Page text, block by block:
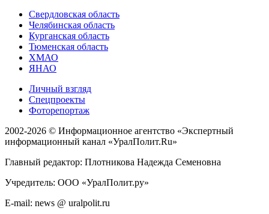
Свердловская область
Челябинская область
Курганская область
Тюменская область
ХМАО
ЯНАО
Личный взгляд
Спецпроекты
Фоторепортаж
2002-2026 © Информационное агентство «Экспертный
информационный канал «УралПолит.Ru»
Главный редактор: Плотникова Надежда Семеновна
Учредитель: ООО «УралПолит.ру»
E-mail: news @ uralpolit.ru